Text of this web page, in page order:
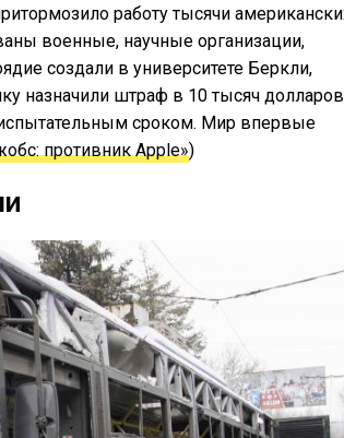
работу тысячи
военные, научные организации,
создали в университете Беркли,
назначили штраф в 10 тысяч
сроком. Мир впервые
противник Apple»)